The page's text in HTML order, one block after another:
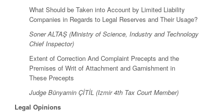
What Should be Taken into Account by Limited Liability
Companies in Regards to Legal Reserves and Their Usage?
Soner ALTAŞ (Ministry of Science, Industry and Technology
Chief Inspector)
Extent of Correction And Complaint Precepts and the
Premises of Writ of Attachment and Garnishment in
These Precepts
Judge Bünyamin ÇİTİL (Izmir 4th Tax Court Member)
Legal Opinions